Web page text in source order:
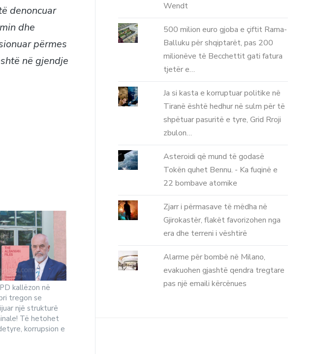
denoncuar
dhe
përmes
në gjendje
kallëzon në
tregon se
një strukturë
Të hetohet
korrupsion e
Wendt
500 milion euro gjoba e çiftit Rama-
Balluku për shqiptarët, pas 200
milionëve të Becchettit gati fatura
tjetër e…
Ja si kasta e korruptuar politike në
Tiranë është hedhur në sulm për të
shpëtuar pasuritë e tyre, Grid Rroji
zbulon…
Asteroidi që mund të godasë
Tokën quhet Bennu. - Ka fuqinë e
22 bombave atomike
Zjarr i përmasave të mëdha në
Gjirokastër, flakët favorizohen nga
era dhe terreni i vështirë
Alarme për bombë në Milano,
evakuohen gjashtë qendra tregtare
pas një emaili kërcënues